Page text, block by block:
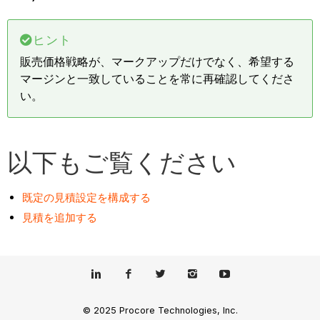
ヒント
販売価格戦略が、マークアップだけでなく、希望する
マージンと一致していることを常に再確認してくださ
い。
以下もご覧ください
既定の見積設定を構成する
見積を追加する
© 2025 Procore Technologies, Inc.